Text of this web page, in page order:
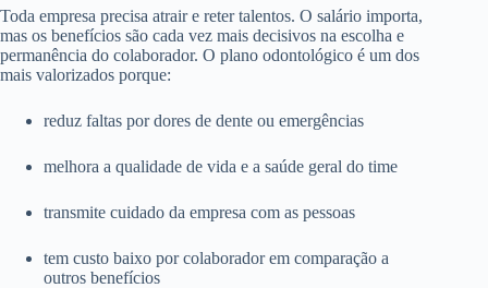
Toda empresa precisa atrair e reter talentos. O salário importa,
mas os benefícios são cada vez mais decisivos na escolha e
permanência do colaborador. O plano odontológico é um dos
mais valorizados porque:
reduz faltas por dores de dente ou emergências
melhora a qualidade de vida e a saúde geral do time
transmite cuidado da empresa com as pessoas
tem custo baixo por colaborador em comparação a
outros benefícios